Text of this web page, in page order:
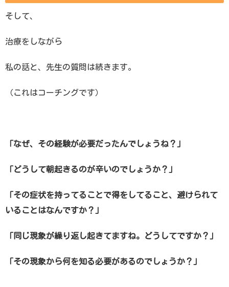
そして、
治療をしながら
私の話と、先生の質問は続きます。
（これはコーチングです）
「なぜ、その経験が必要だったんでしょうね？」
「どうして朝起きるのが辛いのでしょうか？」
「その症状を持ってることで得をしてること、避けられて
いることはなんですか？」
「同じ現象が繰り返し起きてますね。どうしてですか？」
「その現象から何を知る必要があるのでしょうか？」